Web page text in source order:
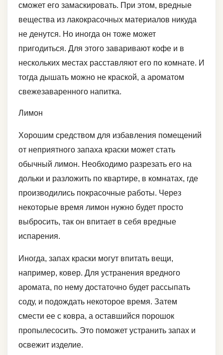
сможет его замаскировать. При этом, вредные
вещества из лакокрасочных материалов никуда
не денутся. Но иногда он тоже может
пригодиться. Для этого заваривают кофе и в
нескольких местах расставляют его по комнате. И
тогда дышать можно не краской, а ароматом
свежезаваренного напитка.
Лимон
Хорошим средством для избавления помещений
от неприятного запаха краски может стать
обычный лимон. Необходимо разрезать его на
дольки и разложить по квартире, в комнатах, где
производились покрасочные работы. Через
некоторые время лимон нужно будет просто
выбросить, так он впитает в себя вредные
испарения.
Иногда, запах краски могут впитать вещи,
например, ковер. Для устранения вредного
аромата, по нему достаточно будет рассыпать
соду, и подождать некоторое время. Затем
смести ее с ковра, а оставшийся порошок
пропылесосить. Это поможет устранить запах и
освежит изделие.